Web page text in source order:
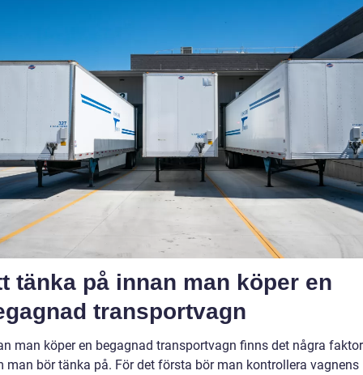
tänka på innan man köper en
transportvagn
man köper en begagnad transportvagn finns det några
man bör tänka på. För det första bör man kontrollera vagnens